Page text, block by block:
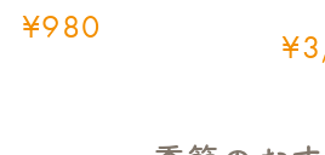
¥980 ¥